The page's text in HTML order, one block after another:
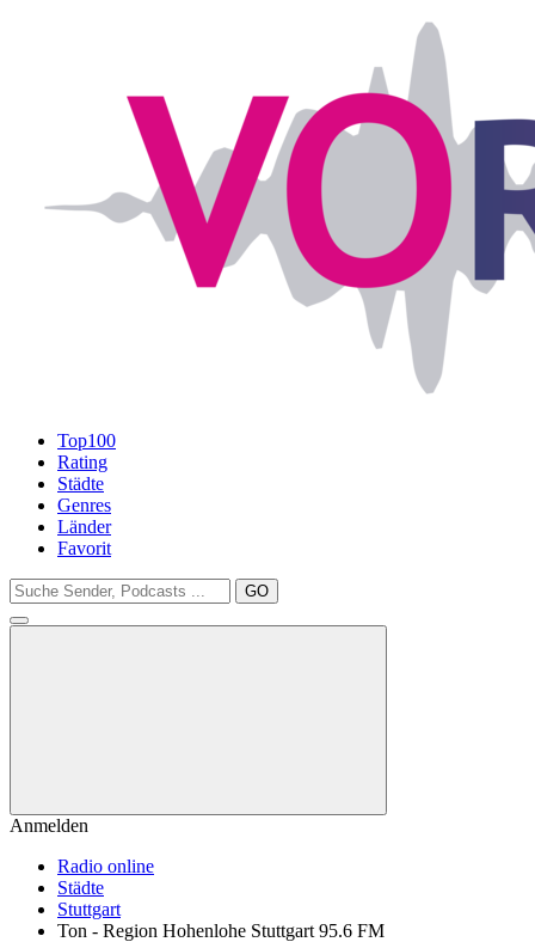
Top100
Rating
Städte
Genres
Länder
Favorit
GO
Anmelden
Radio online
Städte
Stuttgart
Ton - Region Hohenlohe Stuttgart 95.6 FM